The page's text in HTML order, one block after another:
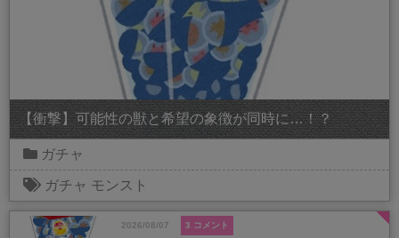
【衝撃】可能性の獣と希望の象徴が同時に…！？
ガチャ
ガチャ モンスト
2026/08/07 3 コメント